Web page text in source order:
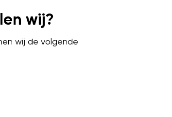
wij?
wij de volgende